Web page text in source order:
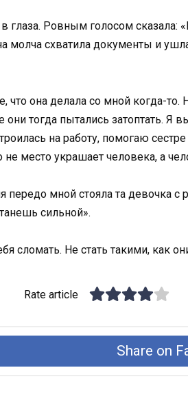
глаза. Ровным голосом
молча схватила документы и
она делала со мной когда-то.
тогда пытались затоптать. Я
на работу, помогаю
не место украшает человека, а
мной стояла та девочка
сильной».
сломать. Не стать такими, как
Rate article
Share on